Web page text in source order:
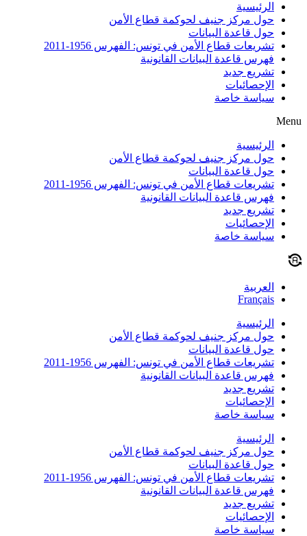
الرئيسية
حول مركز جنيف لحوكمة قطاع الأمن
حول قاعدة البيانات
تشريعات قطاع الأمن في تونس: الفهرس 1956-2011
فهرس قاعدة البيانات القانونية
تشريع جديد
الإحصائيات
سياسة خاصة
Menu
الرئيسية
حول مركز جنيف لحوكمة قطاع الأمن
حول قاعدة البيانات
تشريعات قطاع الأمن في تونس: الفهرس 1956-2011
فهرس قاعدة البيانات القانونية
تشريع جديد
الإحصائيات
سياسة خاصة
العربية
Français
الرئيسية
حول مركز جنيف لحوكمة قطاع الأمن
حول قاعدة البيانات
تشريعات قطاع الأمن في تونس: الفهرس 1956-2011
فهرس قاعدة البيانات القانونية
تشريع جديد
الإحصائيات
سياسة خاصة
الرئيسية
حول مركز جنيف لحوكمة قطاع الأمن
حول قاعدة البيانات
تشريعات قطاع الأمن في تونس: الفهرس 1956-2011
فهرس قاعدة البيانات القانونية
تشريع جديد
الإحصائيات
سياسة خاصة